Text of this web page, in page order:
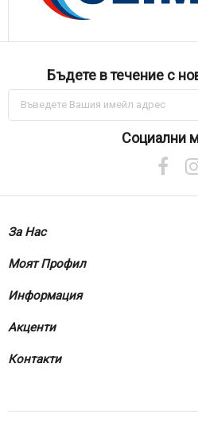
Бъдете в течение с
Абонирай
за
Социални
За Нас
Моят Профил
Информация
Акценти
Контакти